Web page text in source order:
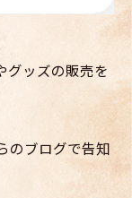
グッズの販売を
のブログで告知